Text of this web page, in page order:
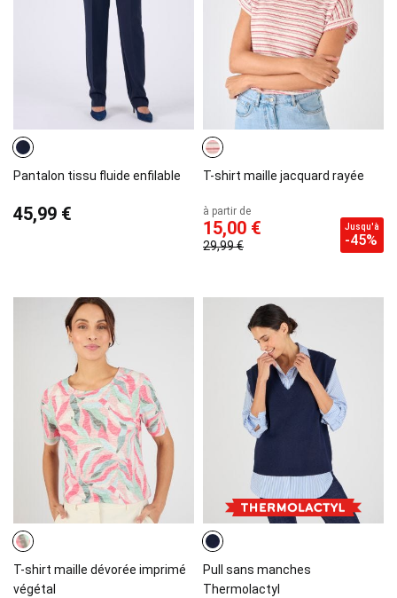
Pantalon tissu fluide enfilable
45,99 €
T-shirt maille jacquard rayée
à partir de
15,00 €
29,99 €
Jusqu'à
-45%
T-shirt maille dévorée imprimé
végétal
Pull sans manches
Thermolactyl